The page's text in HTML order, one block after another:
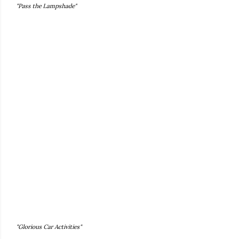
"Pass the Lampshade"
"Glorious Car Activities"